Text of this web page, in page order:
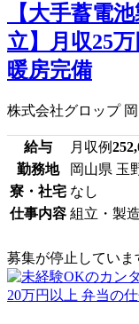
【大手蓄電
立】月収25
暖房完備
株式会社グロップ
給与 月収例
勤務地
岡山県 玉
寮・社宅 なし
仕事内容 組立・製
募集が停止していま